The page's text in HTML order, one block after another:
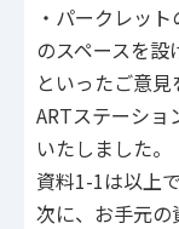
・パークレッ
のスペースを設
といったご意
ARTステーショ
いたしました。
資料1-1は以上で
次に、お手元の